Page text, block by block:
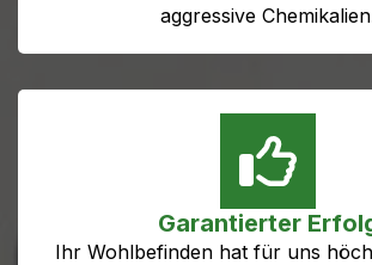
aggressive
Garantierter
Ihr Wohlbefinden hat für uns